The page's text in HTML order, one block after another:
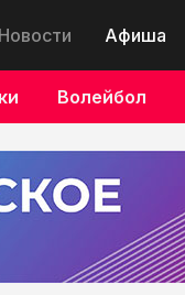
Новости Афиша
Волейбол